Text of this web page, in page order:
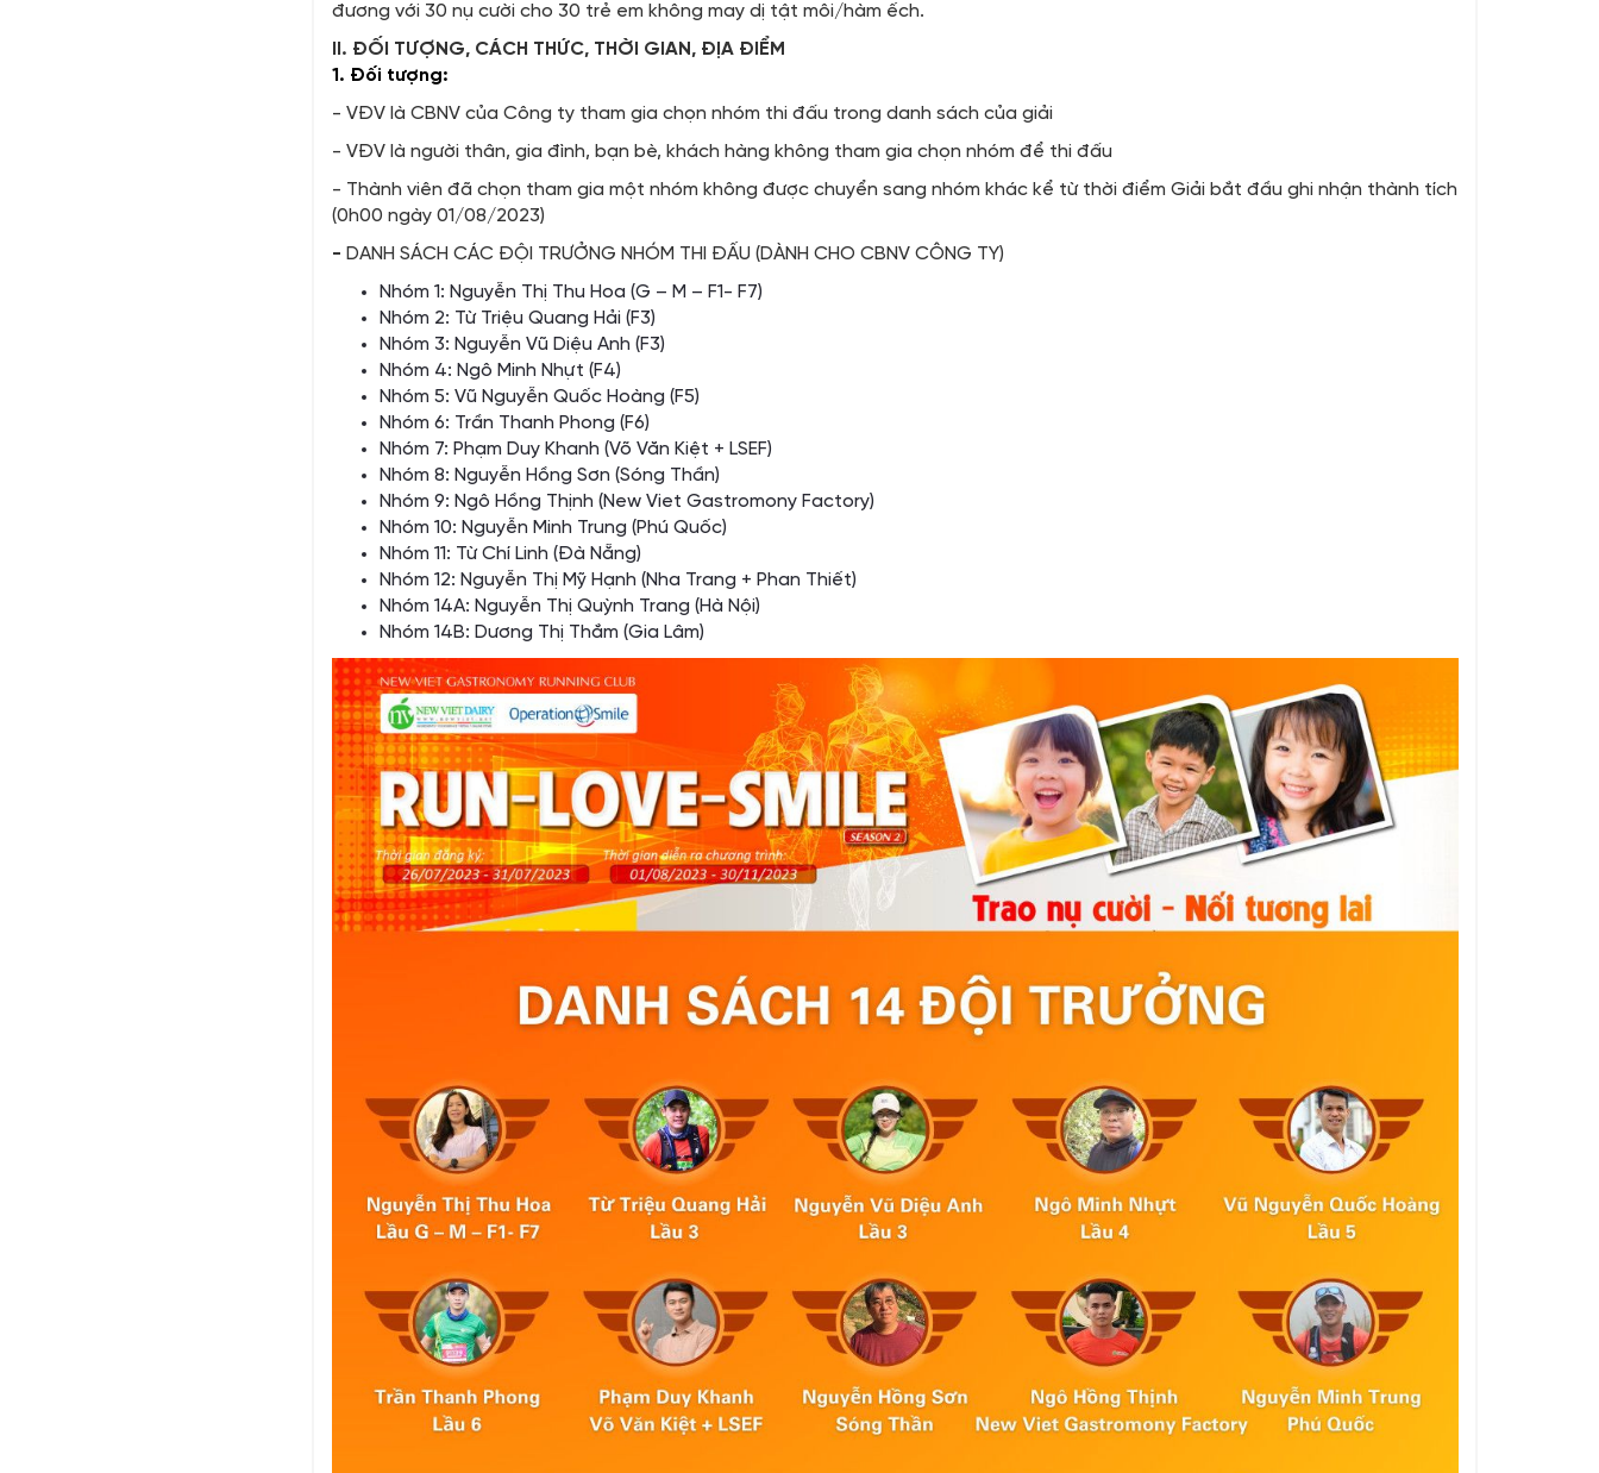
đương với 30 nụ cười cho 30 trẻ em không may dị tật môi/hàm ếch.
II. ĐỐI TƯỢNG, CÁCH THỨC, THỜI GIAN, ĐỊA ĐIỂM
1. Đối tượng:
- VĐV là CBNV của Công ty tham gia chọn nhóm thi đấu trong danh sách của giải
- VĐV là người thân, gia đình, bạn bè, khách hàng không tham gia chọn nhóm để thi đấu
- Thành viên đã chọn tham gia một nhóm không được chuyển sang nhóm khác kể từ thời điểm Giải bắt đầu ghi nhận thành tích
(0h00 ngày 01/08/2023)
- DANH SÁCH CÁC ĐỘI TRƯỞNG NHÓM THI ĐẤU (DÀNH CHO CBNV CÔNG TY)
Nhóm 1: Nguyễn Thị Thu Hoa (G – M – F1- F7)
Nhóm 2: Từ Triệu Quang Hải (F3)
Nhóm 3: Nguyễn Vũ Diệu Anh (F3)
Nhóm 4: Ngô Minh Nhựt (F4)
Nhóm 5: Vũ Nguyễn Quốc Hoàng (F5)
Nhóm 6: Trần Thanh Phong (F6)
Nhóm 7: Phạm Duy Khanh (Võ Văn Kiệt + LSEF)
Nhóm 8: Nguyễn Hồng Sơn (Sóng Thần)
Nhóm 9: Ngô Hồng Thịnh (New Viet Gastromony Factory)
Nhóm 10: Nguyễn Minh Trung (Phú Quốc)
Nhóm 11: Từ Chí Linh (Đà Nẵng)
Nhóm 12: Nguyễn Thị Mỹ Hạnh (Nha Trang + Phan Thiết)
Nhóm 14A: Nguyễn Thị Quỳnh Trang (Hà Nội)
Nhóm 14B: Dương Thị Thắm (Gia Lâm)